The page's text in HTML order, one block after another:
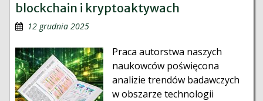
blockchain i kryptoaktywach
12 grudnia 2025
Praca autorstwa naszych
naukowców poświęcona
analizie trendów badawczych
w obszarze technologii